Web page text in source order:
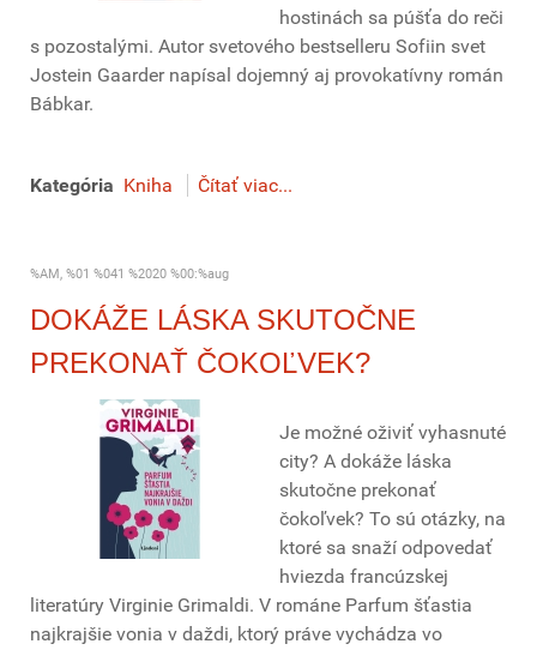
hostinách sa púšťa do reči
s pozostalými. Autor svetového bestselleru Sofiin svet
Jostein Gaarder napísal dojemný aj provokatívny román
Bábkar.
Kategória Kniha Čítať viac...
%AM, %01 %041 %2020 %00:%aug
DOKÁŽE LÁSKA SKUTOČNE
PREKONAŤ ČOKOĽVEK?
Je možné oživiť vyhasnuté
city? A dokáže láska
skutočne prekonať
čokoľvek? To sú otázky, na
ktoré sa snaží odpovedať
hviezda francúzskej
literatúry Virginie Grimaldi. V románe Parfum šťastia
najkrajšie vonia v daždi, ktorý práve vychádza vo